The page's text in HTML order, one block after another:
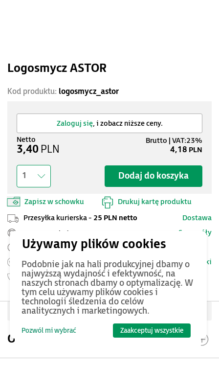
Logosmycz ASTOR
Kod produktu: logosmycz_astor
Zaloguj się, i zobacz niższe ceny.
Dodaj do koszyka
1
Zapisz w schowku Drukuj kartę produktu
3,40 PLN 4,18 PLN
Przesyłka kurierska - 25 PLN netto
Dostawa
Pomoc Techniczna ASTOR
Szczegóły
Zamów przed 12:00 - dostawa następnego dnia
Możesz zwrócić produktdo 14 dni.
Warunki
Gwarancja24 miesięcy
Oceń produkt
Opis produktu
Podobnie jak na hali produkcyjnej dbamy o
najwyższą wydajność i efektywność, na
naszych stronach dbamy o optymalizację. W
tym celu używamy plików cookies i
technologii śledzenia do celów
analitycznych i marketingowych.
Pozwól mi wybrać Zaakceptuj wszystkie